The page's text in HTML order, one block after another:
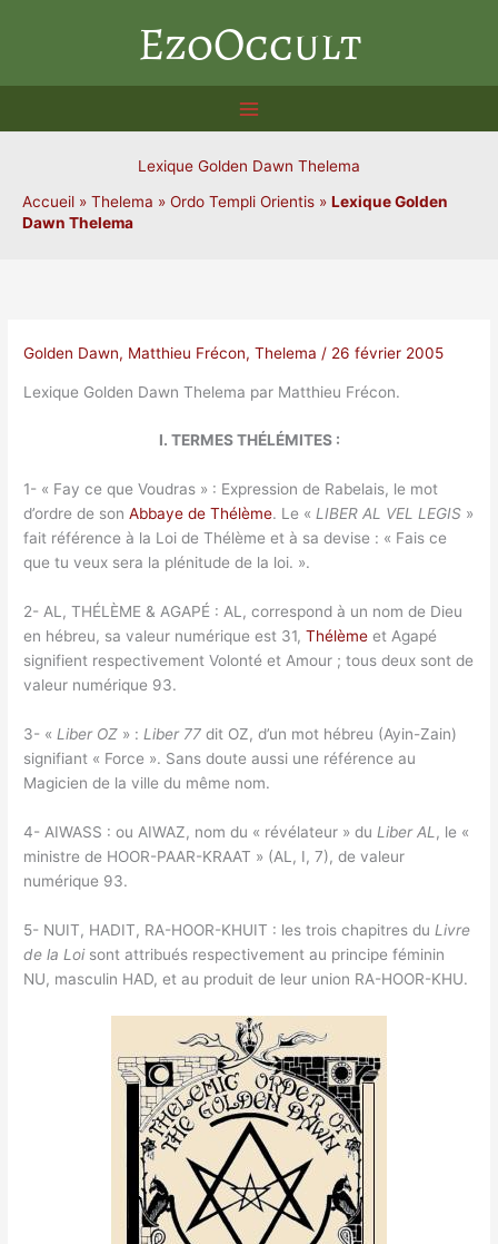
EzoOccult
Lexique Golden Dawn Thelema
Accueil » Thelema » Ordo Templi Orientis » Lexique Golden
Dawn Thelema
Golden Dawn, Matthieu Frécon,Thelema / 26 février 2005
Lexique Golden Dawn Thelema par Matthieu Frécon.
I. TERMES THÉLÉMITES :
1- « Fay ce que Voudras » : Expression de Rabelais, le mot
d’ordre de sonAbbaye de Thélème. Le «LIBER AL VEL LEGIS »
fait référence à la Loi de Thélème et à sa devise : « Fais ce
que tu veux sera la plénitude de la loi. ».
2- AL, THÉLÈME & AGAPÉ : AL, correspond à un nom de Dieu
en hébreu, sa valeur numérique est 31,Thélème et Agapé
signifient respectivement Volonté et Amour ; tous deux sont de
valeur numérique 93.
3- « Liber OZ » : Liber 77 dit OZ, d’un mot hébreu (Ayin-Zain)
signifiant « Force ». Sans doute aussi une référence au
Magicien de la ville du même nom.
4- AIWASS : ou AIWAZ, nom du « révélateur » du Liber AL , le «
ministre de HOOR-PAAR-KRAAT » (AL, I, 7), de valeur
numérique 93.
5- NUIT, HADIT, RA-HOOR-KHUIT : les trois chapitres du Livre
de la Loisont attribués respectivement au principe féminin
NU, masculin HAD, et au produit de leur union RA-HOOR-KHU.